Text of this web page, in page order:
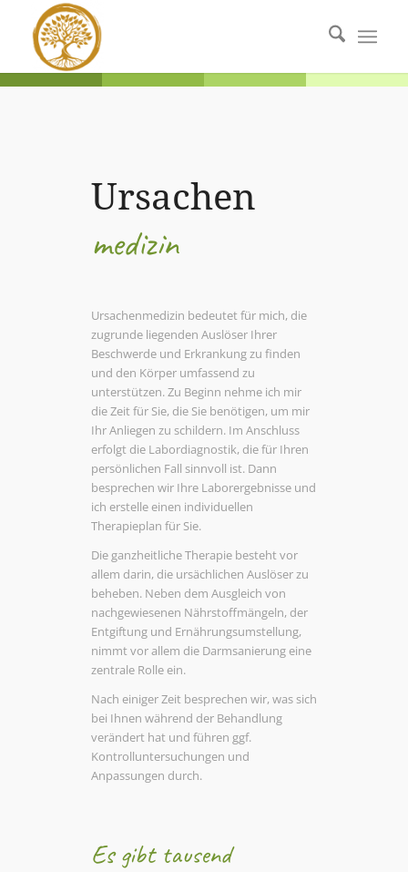
Ursachen
medizin
Ursachenmedizin bedeutet für mich, die
zugrunde liegenden Auslöser Ihrer
Beschwerde und Erkrankung zu finden
und den Körper umfassend zu
unterstützen. Zu Beginn nehme ich mir
die Zeit für Sie, die Sie benötigen, um mir
Ihr Anliegen zu schildern. Im Anschluss
erfolgt die Labordiagnostik, die für Ihren
persönlichen Fall sinnvoll ist. Dann
besprechen wir Ihre Laborergebnisse und
ich erstelle einen individuellen
Therapieplan für Sie.
Die ganzheitliche Therapie besteht vor
allem darin, die ursächlichen Auslöser zu
beheben. Neben dem Ausgleich von
nachgewiesenen Nährstoffmängeln, der
Entgiftung und Ernährungsumstellung,
nimmt vor allem die Darmsanierung eine
zentrale Rolle ein.
Nach einiger Zeit besprechen wir, was sich
bei Ihnen während der Behandlung
verändert hat und führen ggf.
Kontrolluntersuchungen und
Anpassungen durch.
Es gibt tausend